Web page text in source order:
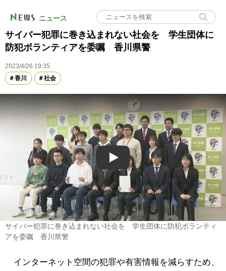
ニュース
サイバー犯罪に巻き込まれない社会を 学生団体に
防犯ボランティアを委嘱 香川県警
2023/4/26 19:35
香川
社会
Play
サイバー犯罪に巻き込まれない社会を 学生団体に防犯ボランティ
アを委嘱 香川県警
インターネット空間の犯罪や有害情報を減らすため、